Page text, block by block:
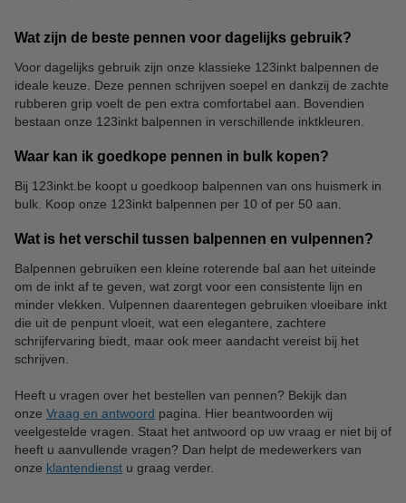
Kleurpotloden Meetinstrumenten
Wat zijn de beste pennen voor dagelijks gebruik?
Voor dagelijks gebruik zijn onze klassieke 123inkt balpennen de
ideale keuze. Deze pennen schrijven soepel en dankzij de zachte
rubberen grip voelt de pen extra comfortabel aan. Bovendien
bestaan onze 123inkt balpennen in verschillende inktkleuren.
Waar kan ik goedkope pennen in bulk kopen?
Bij 123inkt.be koopt u goedkoop balpennen van ons huismerk in
bulk. Koop onze 123inkt balpennen per 10 of per 50 aan.
Wat is het verschil tussen balpennen en vulpennen?
Balpennen gebruiken een kleine roterende bal aan het uiteinde
om de inkt af te geven, wat zorgt voor een consistente lijn en
minder vlekken. Vulpennen daarentegen gebruiken vloeibare inkt
die uit de penpunt vloeit, wat een elegantere, zachtere
schrijfervaring biedt, maar ook meer aandacht vereist bij het
schrijven.
Heeft u vragen over het bestellen van pennen? Bekijk dan
onze Vraag en antwoord pagina. Hier beantwoorden wij
veelgestelde vragen. Staat het antwoord op uw vraag er niet bij of
heeft u aanvullende vragen? Dan helpt de medewerkers van
onze klantendienst u graag verder.